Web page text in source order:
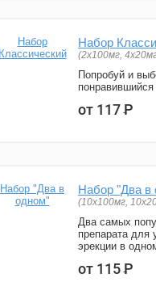
Набор
(2x100мг,
Попробуй и
понравившийся
от 117Р
Набор "Два в
(10x100мг,
Два самых
препарата для
эрекции в
от 115Р